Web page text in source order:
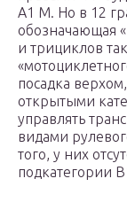
A1 M. Но в 12
обозначающая
и трициклов
посадка
открытыми
управлять
видами
того, у них
подкатегории